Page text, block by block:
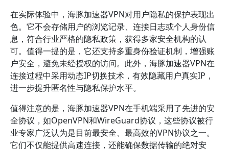
在实际体验中，海豚加速器VPN对用户隐私的保护表现出
色。它不会存储用户的浏览记录、连接日志或个人身份信
息，符合行业严格的隐私政策，获得多家安全机构的认
可。值得一提的是，它还支持多重身份验证机制，增强账
户安全，避免未经授权的访问。此外，海豚加速器VPN在
连接过程中采用动态IP切换技术，有效隐藏用户真实IP，
进一步提升匿名性与隐私保护水平。
值得注意的是，海豚加速器VPN在手机端采用了先进的安
全协议，如OpenVPN和WireGuard协议，这些协议被行
业专家广泛认为是目前最安全、最高效的VPN协议之一。
它们不仅能提供高速连接，还能确保数据传输的绝对安